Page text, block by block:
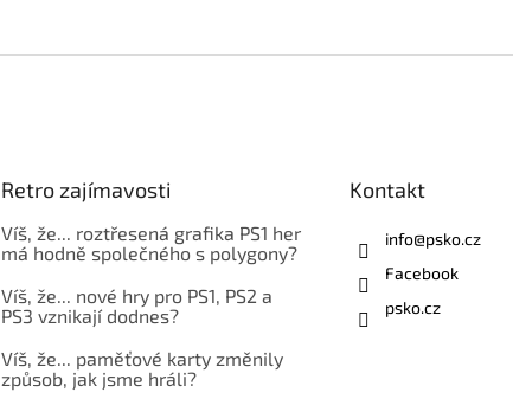
Retro zajímavosti
Víš, že... roztřesená grafika PS1 her
má hodně společného s polygony?
Víš, že... nové hry pro PS1, PS2 a
PS3 vznikají dodnes?
Víš, že... paměťové karty změnily
způsob, jak jsme hráli?
Kontakt
info@psko.cz
Facebook
psko.cz